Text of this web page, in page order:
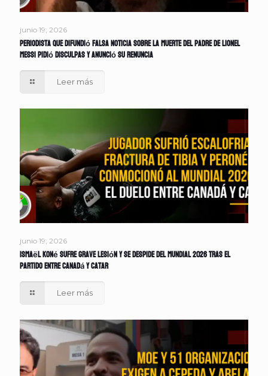
junio 19, 2026
Periodista que difundió falsa noticia sobre la muerte del padre de Lionel
Messi pidió disculpas y anunció su renuncia
Leer más
junio 19, 2026
Ismaël Koné sufre grave lesión y se despide del Mundial 2026 tras el
partido entre Canadá y Catar
Leer más